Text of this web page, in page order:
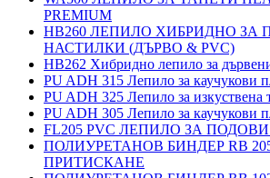
PREMIUM
HB260 ЛЕПИЛО ХИБРИДНО ЗА
НАСТИЛКИ (ДЪРВО & PVC)
HB262 Хибридно лепило за
PU ADH 315 Лепило за каучукови
PU ADH 325 Лепило за изкуствена
PU ADH 305 Лепило за каучукови
FL205 PVC ЛЕПИЛО ЗА
ПОЛИУРЕТАНОВ БИНДЕР RB
ПРИТИСКАНЕ